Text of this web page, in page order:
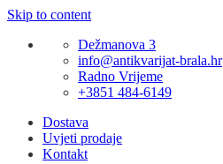
Skip to content
Dežmanova 3
info@antikvarijat-brala.hr
Radno Vrijeme
+3851 484-6149
Dostava
Uvjeti prodaje
Kontakt